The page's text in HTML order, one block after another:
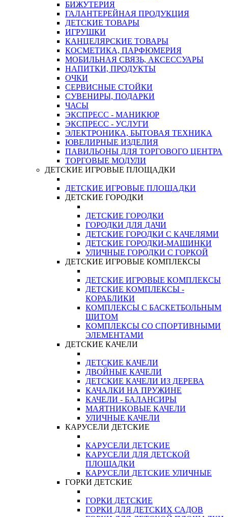
БИЖУТЕРИЯ
ГАЛАНТЕРЕЙНАЯ ПРОДУКЦИЯ
ДЕТСКИЕ ТОВАРЫ
ИГРУШКИ
КАНЦЕЛЯРСКИЕ ТОВАРЫ
КОСМЕТИКА, ПАРФЮМЕРИЯ
МОБИЛЬНАЯ СВЯЗЬ, АКСЕССУАРЫ
НАПИТКИ, ПРОДУКТЫ
ОЧКИ
СЕРВИСНЫЕ СТОЙКИ
СУВЕНИРЫ, ПОДАРКИ
ЧАСЫ
ЭКСПРЕСС - МАНИКЮР
ЭКСПРЕСС - УСЛУГИ
ЭЛЕКТРОНИКА, БЫТОВАЯ ТЕХНИКА
ЮВЕЛИРНЫЕ ИЗДЕЛИЯ
ПАВИЛЬОНЫ ДЛЯ ТОРГОВОГО ЦЕНТРА
ТОРГОВЫЕ МОДУЛИ
ДЕТСКИЕ ИГРОВЫЕ ПЛОЩАДКИ
ДЕТСКИЕ ИГРОВЫЕ ПЛОЩАДКИ
ДЕТСКИЕ ГОРОДКИ
ДЕТСКИЕ ГОРОДКИ
ГОРОДКИ ДЛЯ ДАЧИ
ДЕТСКИЕ ГОРОДКИ С КАЧЕЛЯМИ
ДЕТСКИЕ ГОРОДКИ-МАШИНКИ
УЛИЧНЫЕ ГОРОДКИ С ГОРКОЙ
ДЕТСКИЕ ИГРОВЫЕ КОМПЛЕКСЫ
ДЕТСКИЕ ИГРОВЫЕ КОМПЛЕКСЫ
ДЕТСКИЕ КОМПЛЕКСЫ -
КОРАБЛИКИ
КОМПЛЕКСЫ С БАСКЕТБОЛЬНЫМ
ЩИТОМ
КОМПЛЕКСЫ СО СПОРТИВНЫМИ
ЭЛЕМЕНТАМИ
ДЕТСКИЕ КАЧЕЛИ
ДЕТСКИЕ КАЧЕЛИ
ДВОЙНЫЕ КАЧЕЛИ
ДЕТСКИЕ КАЧЕЛИ ИЗ ДЕРЕВА
КАЧАЛКИ НА ПРУЖИНЕ
КАЧЕЛИ - БАЛАНСИРЫ
МАЯТНИКОВЫЕ КАЧЕЛИ
УЛИЧНЫЕ КАЧЕЛИ
КАРУСЕЛИ ДЕТСКИЕ
КАРУСЕЛИ ДЕТСКИЕ
КАРУСЕЛИ ДЛЯ ДЕТСКОЙ
ПЛОЩАДКИ
КАРУСЕЛИ ДЕТСКИЕ УЛИЧНЫЕ
ГОРКИ ДЕТСКИЕ
ГОРКИ ДЕТСКИЕ
ГОРКИ ДЛЯ ДЕТСКИХ САДОВ